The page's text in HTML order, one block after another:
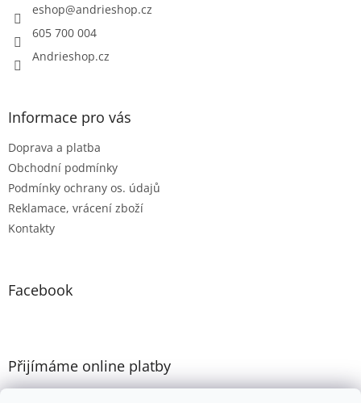
eshop@andrieshop.cz
605 700 004
Andrieshop.cz
Informace pro vás
Doprava a platba
Obchodní podmínky
Podmínky ochrany os. údajů
Reklamace, vrácení zboží
Kontakty
Facebook
Přijímáme online platby